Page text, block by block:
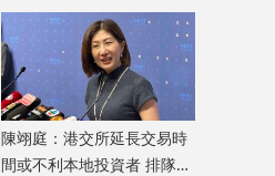
陳翊庭：港交所延長交易時
間或不利本地投資者 排隊上